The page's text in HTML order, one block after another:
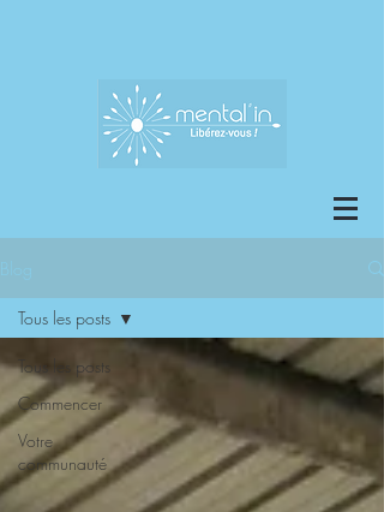
Blog
Tous les posts
Commencer
Votre
communauté
Tous les posts